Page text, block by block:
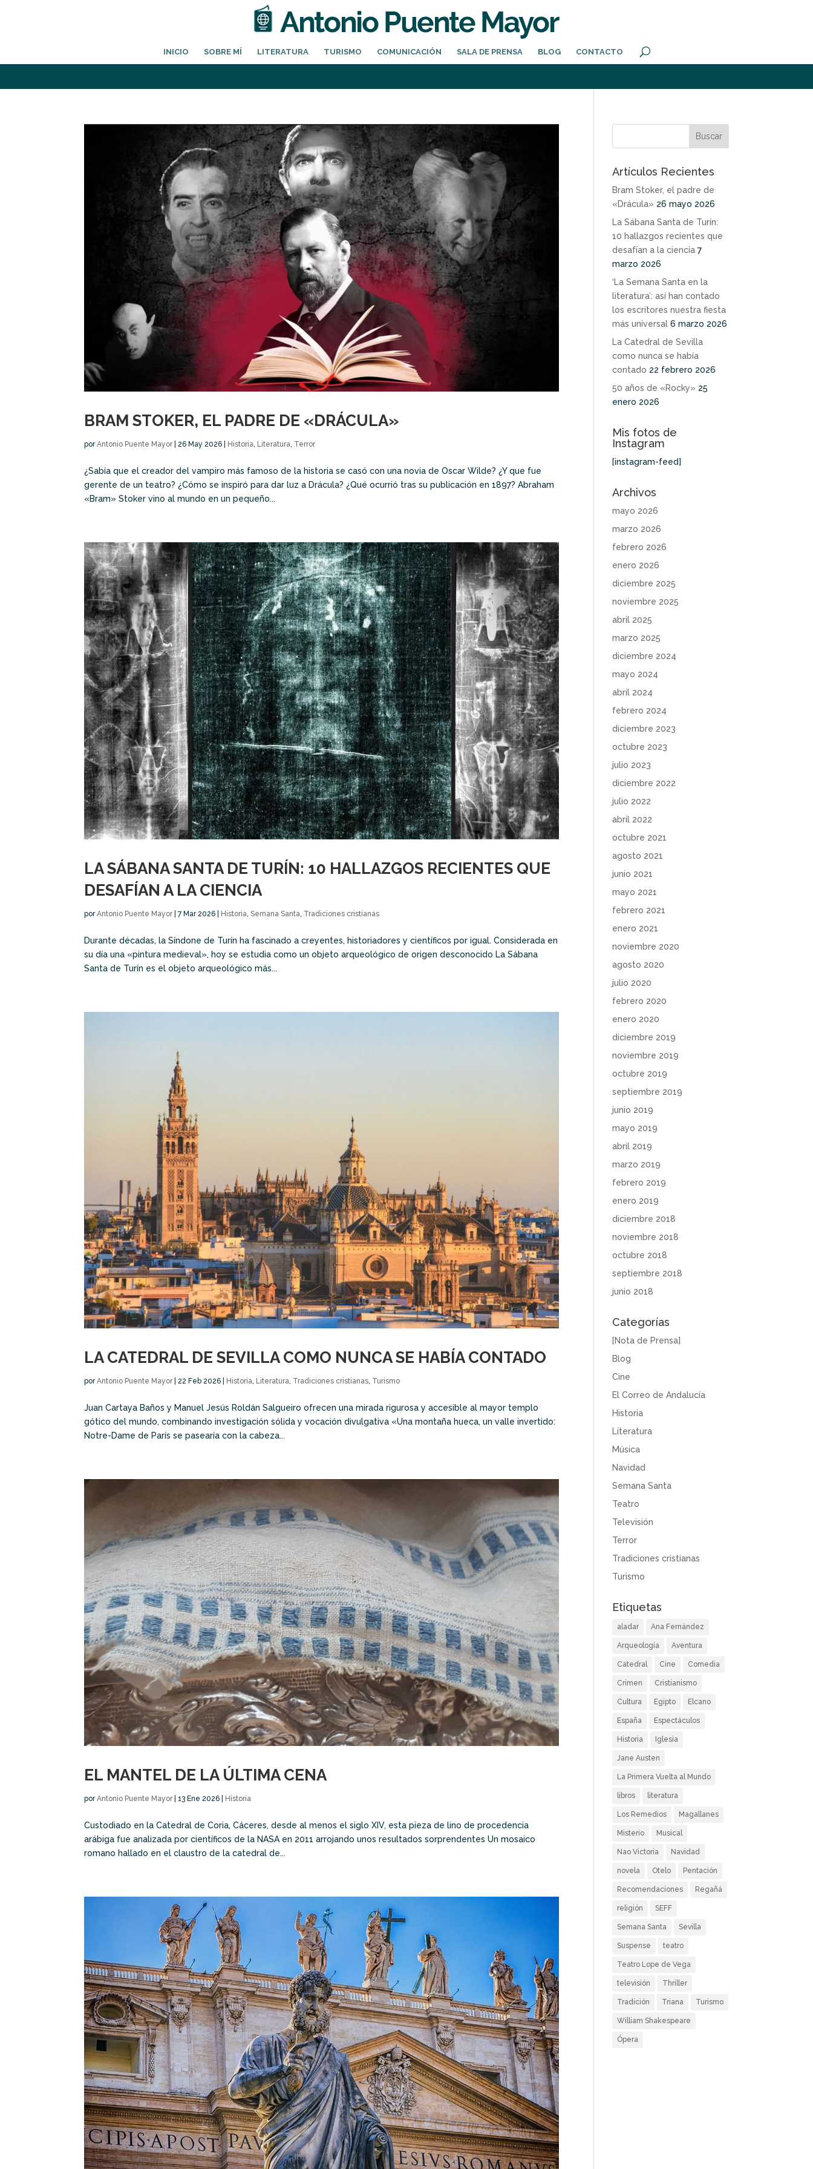
INICIO SOBRE MÍ LITERATURA TURISMO COMUNICACIÓN SALA DE PRENSA BLOG CONTACTO
BRAM STOKER, EL PADRE DE «DRÁCULA»
porAntonio Puente Mayor| 26 May 2026 Historia, Literatura, Terror
¿Sabía que el creador del vampiro más famoso de la historia se casó con una novia de Oscar Wilde? ¿Y que fue
gerente de un teatro? ¿Cómo se inspiró para dar luz a Drácula? ¿Qué ocurrió tras su publicación en 1897? Abraham
«Bram» Stoker vino al mundo en un pequeño...
LA SÁBANA SANTA DE TURÍN: 10 HALLAZGOS RECIENTES QUE
DESAFÍAN A LA CIENCIA
porAntonio Puente Mayor| 7 Mar 2026 Historia Semana Santa Tradiciones cristianas
Durante décadas, la Síndone de Turín ha fascinado a creyentes, historiadores y científicos por igual. Considerada en
su día una «pintura medieval», hoy se estudia como un objeto arqueológico de origen desconocido La Sábana
Santa de Turín es el objeto arqueológico más...
LA CATEDRAL DE SEVILLA COMO NUNCA SE HABÍA CONTADO
porAntonio Puente Mayor| 22 Feb 2026 Historia Literatura Tradiciones cristianas Turismo
Juan Cartaya Baños y Manuel Jesús Roldán Salgueiro ofrecen una mirada rigurosa y accesible al mayor templo
gótico del mundo, combinando investigación sólida y vocación divulgativa «Una montaña hueca, un valle invertido:
Notre-Dame de París se pasearía con la cabeza...
EL MANTEL DE LA ÚLTIMA CENA
porAntonio Puente Mayor| 13 Ene 2026 Historia
Custodiado en la Catedral de Coria, Cáceres, desde al menos el siglo XIV, esta pieza de lino de procedencia
arábiga fue analizada por científicos de la NASA en 2011 arrojando unos resultados sorprendentes Un mosaico
romano hallado en el claustro de la catedral de...
Artículos Recientes
Bram Stoker, el padre de
«Drácula» 26 mayo 2026
La Sábana Santa de Turín:
10 hallazgos recientes que
desafían a la ciencia 7
marzo 2026
‘La Semana Santa en la
literatura’: así han contado
los escritores nuestra fiesta
más universal 6 marzo 2026
La Catedral de Sevilla
como nunca se había
contado 22 febrero 2026
50 años de «Rocky» 25
enero 2026
Mis fotos de
Instagram
[instagram-feed]
Archivos
mayo 2026
marzo 2026
febrero 2026
enero 2026
diciembre 2025
noviembre 2025
abril 2025
marzo 2025
diciembre 2024
mayo 2024
abril 2024
febrero 2024
diciembre 2023
octubre 2023
julio 2023
diciembre 2022
julio 2022
abril 2022
octubre 2021
agosto 2021
junio 2021
mayo 2021
febrero 2021
enero 2021
noviembre 2020
agosto 2020
julio 2020
febrero 2020
enero 2020
diciembre 2019
noviembre 2019
octubre 2019
septiembre 2019
junio 2019
mayo 2019
abril 2019
marzo 2019
febrero 2019
enero 2019
diciembre 2018
noviembre 2018
octubre 2018
septiembre 2018
junio 2018
Categorías
[Nota de Prensa]
Blog
Cine
El Correo de Andalucía
Historia
Literatura
Música
Navidad
Semana Santa
Teatro
Televisión
Terror
Tradiciones cristianas
Turismo
Etiquetas
aladar Ana Fernández
Arqueología Aventura
Catedral Cine Comedia
Crimen Cristianismo
Cultura Egipto Elcano
España Espectáculos
Historia Iglesia
Jane Austen
La Primera Vuelta al Mundo
libros literatura
Los Remedios Magallanes
Misterio Musical
Nao Victoria Navidad
novela Otelo Pentación
Recomendaciones Regañá
religión SEFF
Semana Santa Sevilla
Suspense teatro
Teatro Lope de Vega
televisión Thriller
Tradición Triana Turismo
William Shakespeare
Ópera